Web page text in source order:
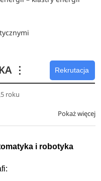
⋮ Rekrutacja
roku
Pokaż więcej
i robotyka